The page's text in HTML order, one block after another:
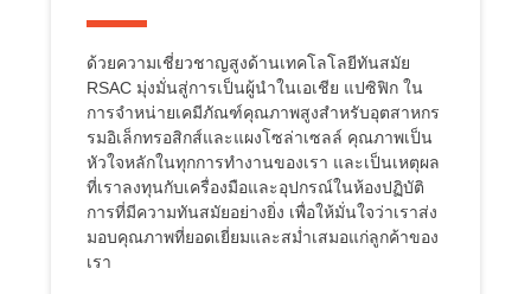
ด้วยความเชี่ยวชาญสูงด้านเทคโลโลยีทันสมัย
RSAC มุ่งมั่นสู่การเป็นผู้นำในเอเชีย แปซิฟิก ใน
การจำหน่ายเคมีภัณฑ์คุณภาพสูงสำหรับอุตสาหกร
รมอิเล็กทรอสิกส์และแผงโซล่าเซลล์ คุณภาพเป็น
หัวใจหลักในทุกการทำงานของเรา และเป็นเหตุผล
ที่เราลงทุนกับเครื่องมือและอุปกรณ์ในห้องปฏิบัติ
การที่มีความทันสมัยอย่างยิ่ง เพื่อให้มั่นใจว่าเราส่ง
มอบคุณภาพที่ยอดเยี่ยมและสม่ำเสมอแก่ลูกค้าของ
เรา